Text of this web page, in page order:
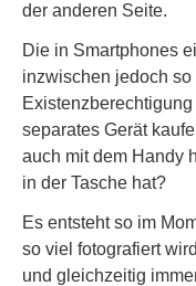
der anderen Seite.
Die in Smartphones
inzwischen jedoch
separates Gerät
auch mit dem Handy
in der Tasche hat?
Es entsteht so im
so viel fotografiert
und gleichzeitig